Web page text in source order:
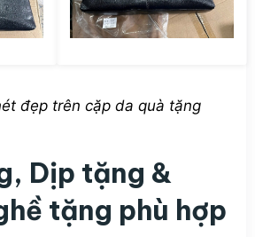
đẹp trên cặp da quà tặng
Dịp tặng &
tặng phù hợp